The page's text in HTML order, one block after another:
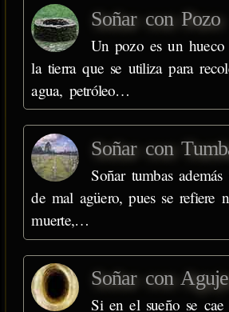
Soñar con Pozo
Un pozo es un
la tierra que se utiliza para
agua, petróleo…
Soñar con
Soñar tumbas
de mal agüero, pues se refiere
muerte,…
Soñar con
Si en el sueño se